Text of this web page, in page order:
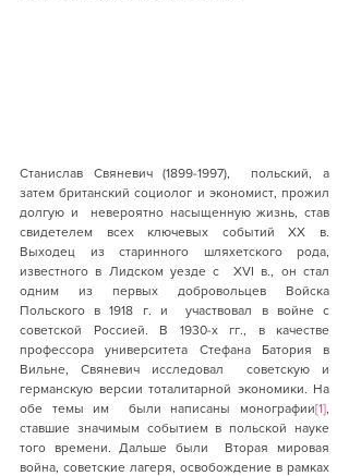
Станислав Свяневич (1899-1997),  польский, а
затем британский социолог и экономист, прожил
долгую и  невероятно насыщенную жизнь, став
свидетелем всех ключевых событий XX в.
Выходец из старинного шляхетского рода,
известного в Лидском уезде с  XVI в., он стал
одним из первых добровольцев Войска
Польского в 1918 г. и  участвовал в войне с
советской Россией. В 1930-х гг., в качестве
профессора университета Стефана Батория в
Вильне, Свяневич исследовал  советскую и
германскую версии тоталитарной экономики. На
обе темы им  были написаны монографии[1],
ставшие значимым событием в польской науке
того времени. Дальше были  Вторая мировая
война, советские лагеря, освобождение в рамках